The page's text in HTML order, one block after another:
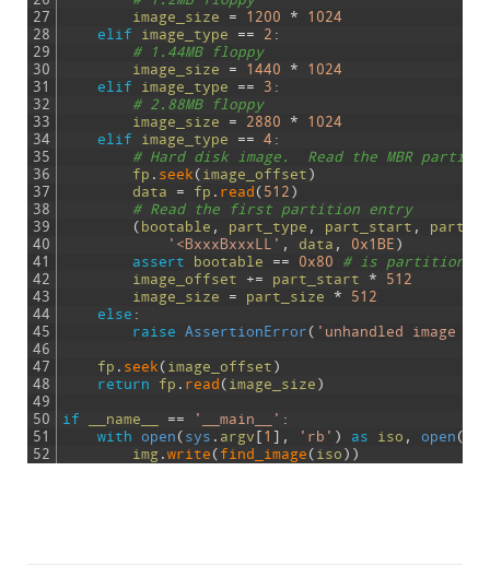
27
28
29
30
31
32
33
34
35
36
37
38
39
40
41
42
43
44
45
46
47
48
49
50
51
52
image_size
= 1200 *
1024
elif
image_type == 2 :
# 1.44MB floppy
image_size
= 1440 *
1024
elif
image_type == 3 :
# 2.88MB floppy
image_size
= 2880 *
1024
elif
image_type == 4 :
# Hard disk image.  Read the MBR
fp . seek ( image_offset )
data
= fp . read ( 512 )
# Read the first partition entry
( bootable , part_type , part_start ,
'<BxxxBxxxLL' , data , 0x1BE )
assert
bootable == 0x80
# is partition
image_offset
+= part_start *
512
image_size
= part_size *
512
else :
raise AssertionError ( 'unhandled image
fp . seek ( image_offset )
return
fp . read ( image_size )
if __name__ == '__main__' :
with open ( sys . argv [ 1 ] , 'rb' ) as iso , open (
img . write ( find_image ( iso ) )